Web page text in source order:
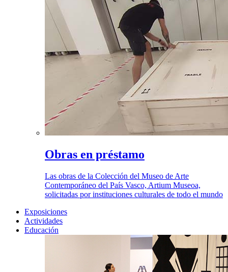
Obras en préstamo
Las obras de la Colección del Museo de Arte
Contemporáneo del País Vasco, Artium Museoa,
solicitadas por instituciones culturales de todo el mundo
Exposiciones
Actividades
Educación